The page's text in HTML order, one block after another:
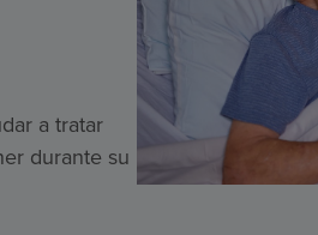
a tratar
durante su